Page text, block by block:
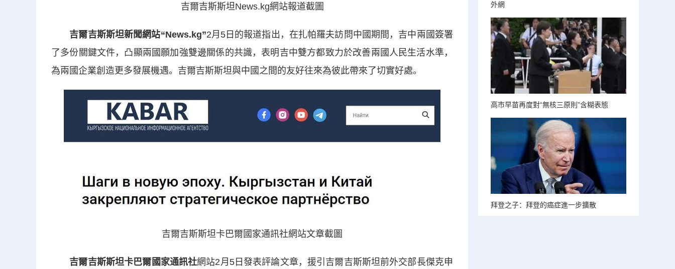
吉爾吉斯斯坦News.kg網站報道截圖
吉爾吉斯斯坦新聞網站“News.kg”2月5日的報道指出，在扎帕羅夫訪問中國期間，吉中兩國簽署
了多份關鍵文件，凸顯兩國願加強雙邊關係的共識，表明吉中雙方都致力於改善兩國人民生活水準，
為兩國企業創造更多發展機遇。吉爾吉斯斯坦與中國之間的友好往來為彼此帶來了切實好處。
吉爾吉斯斯坦卡巴爾國家通訊社網站文章截圖
吉爾吉斯斯坦卡巴爾國家通訊社網站2月5日發表評論文章，援引吉爾吉斯斯坦前外交部長傑克申
外網
高市早苗再度對“無核三原則”含糊表態
拜登之子：拜登的癌症進一步擴散